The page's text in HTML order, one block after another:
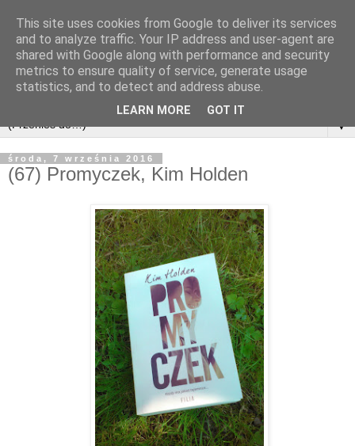
▼
środa, 7 września 2016
(67) Promyczek, Kim Holden
This site uses cookies from Google to deliver its services
and to analyze traffic. Your IP address and user-agent are
shared with Google along with performance and security
metrics to ensure quality of service, generate usage
statistics, and to detect and address abuse.
LEARN MORE GOT IT